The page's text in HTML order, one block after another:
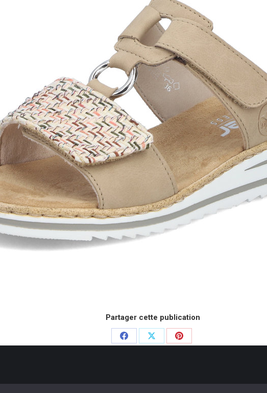
Partager cette publication
PartagerPartagerPartager
© Pointure Chausseurs - 2020. Dream-Theme — trulypremium WordPress themes